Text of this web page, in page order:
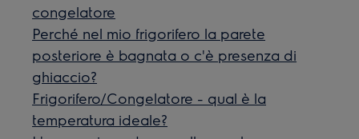
congelatore
Perché nel mio frigorifero la parete
posteriore è bagnata o c'è presenza di
ghiaccio?
Frigorifero/Congelatore - qual è la
temperatura ideale?